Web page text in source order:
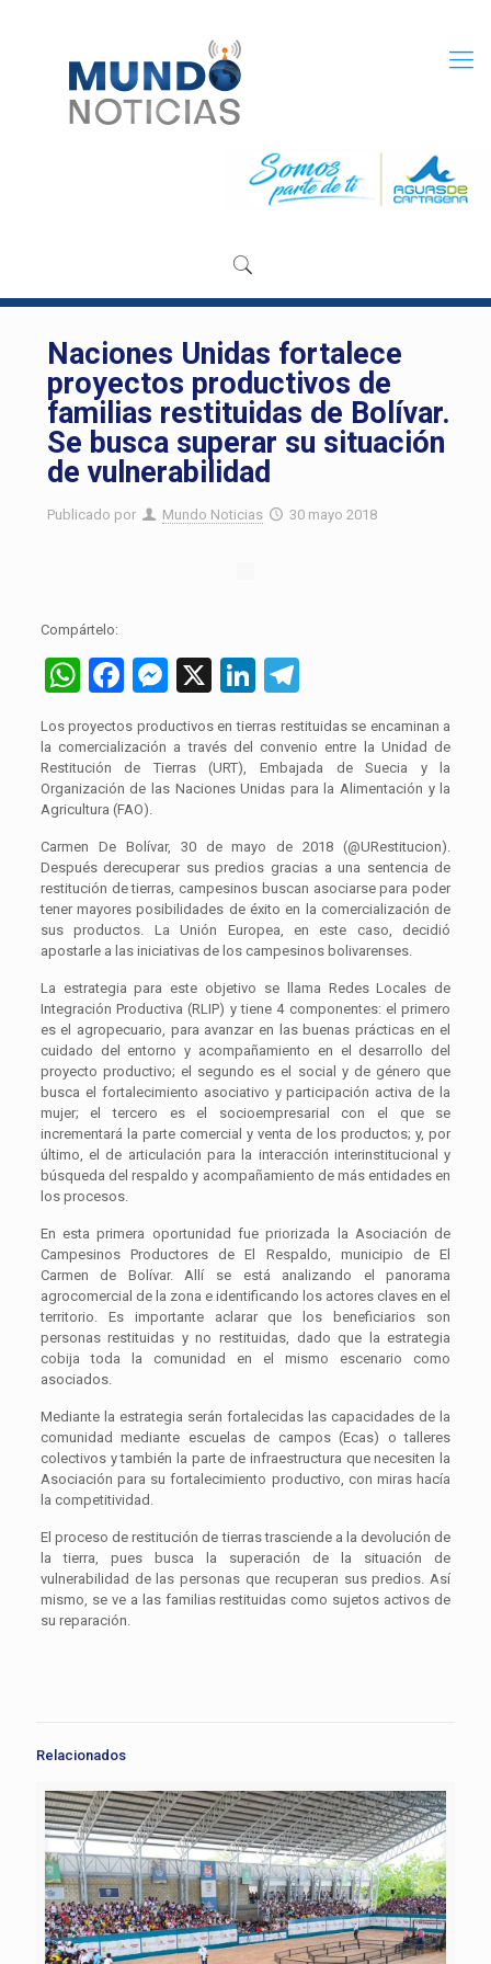
Naciones Unidas fortalece
proyectos productivos de
familias restituidas de Bolívar.
Se busca superar su situación
de vulnerabilidad
Publicado por Mundo Noticias 30 mayo 2018
Compártelo:
WhatsApp
Facebook
Messenger
X LinkedIn
Los proyectos productivos en tierras restituidas se encaminan a
la comercialización a través del convenio entre la Unidad de
Restitución de Tierras (URT), Embajada de Suecia y la
Organización de las Naciones Unidas para la Alimentación y la
Agricultura (FAO).
Carmen De Bolívar, 30 de mayo de 2018 (@URestitucion).
Después derecuperar sus predios gracias a una sentencia de
restitución de tierras, campesinos buscan asociarse para poder
tener mayores posibilidades de éxito en la comercialización de
sus productos. La Unión Europea, en este caso, decidió
apostarle a las iniciativas de los campesinos bolivarenses.
La estrategia para este objetivo se llama Redes Locales de
Integración Productiva (RLIP) y tiene 4 componentes: el primero
es el agropecuario, para avanzar en las buenas prácticas en el
cuidado del entorno y acompañamiento en el desarrollo del
proyecto productivo; el segundo es el social y de género que
busca el fortalecimiento asociativo y participación activa de la
mujer; el tercero es el socioempresarial con el que se
incrementará la parte comercial y venta de los productos; y, por
último, el de articulación para la interacción interinstitucional y
búsqueda del respaldo y acompañamiento de más entidades en
los procesos.
En esta primera oportunidad fue priorizada la Asociación de
Campesinos Productores de El Respaldo, municipio de El
Carmen de Bolívar. Allí se está analizando el panorama
agrocomercial de la zona e identificando los actores claves en el
territorio. Es importante aclarar que los beneficiarios son
personas restituidas y no restituidas, dado que la estrategia
cobija toda la comunidad en el mismo escenario como
asociados.
Mediante la estrategia serán fortalecidas las capacidades de la
comunidad mediante escuelas de campos (Ecas) o talleres
colectivos y también la parte de infraestructura que necesiten la
Asociación para su fortalecimiento productivo, con miras hacía
la competitividad.
El proceso de restitución de tierras trasciende a la devolución de
la tierra, pues busca la superación de la situación de
vulnerabilidad de las personas que recuperan sus predios. Así
mismo, se ve a las familias restituidas como sujetos activos de
su reparación.
Relacionados